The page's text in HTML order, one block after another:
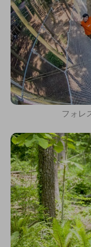
フォレ